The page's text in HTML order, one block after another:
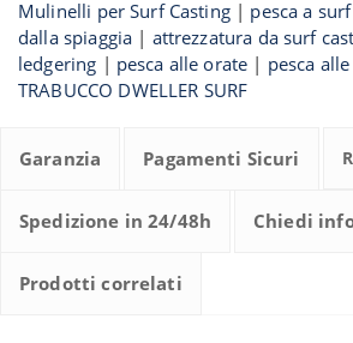
Mulinelli per Surf Casting| pesca a
dalla spiaggia | attrezzatura da surf
ledgering | pesca alle orate | pesca
TRABUCCO DWELLER SURF
Garanzia Pagamenti Sicuri
Spedizione in 24/48h Chiedi
Prodotti correlati